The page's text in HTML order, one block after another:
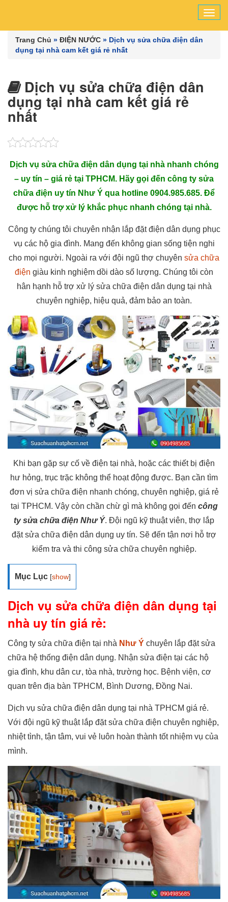
Trang Chủ » ĐIỆN NƯỚC » Dịch vụ sửa chữa điện dân
dụng tại nhà cam kết giá rẻ nhất
Dịch vụ sửa chữa điện dân
dụng tại nhà cam kết giá rẻ
nhất
Dịch vụ sửa chữa điện dân dụng tại nhà nhanh chóng
– uy tín – giá rẻ tại TPHCM. Hãy gọi đến công ty sửa
chữa điện uy tín Như Ý qua hotline 0904.985.685. Để
được hỗ trợ xử lý khắc phục nhanh chóng tại nhà.
Công ty chúng tôi chuyên nhận lắp đặt điện dân dụng phục
vụ các hộ gia đình. Mang đến không gian sống tiện nghi
cho mọi người. Ngoài ra với đội ngũ thợ chuyên sửa chữa
điện giàu kinh nghiệm dồi dào số lượng. Chúng tôi còn
hân hạnh hỗ trợ xử lý sửa chữa điện dân dụng tại nhà
chuyên nghiệp, hiệu quả, đảm bảo an toàn.
Khi bạn gặp sự cố về điện tại nhà, hoặc các thiết bị điện
hư hỏng, trục trặc không thể hoạt động được. Bạn cần tìm
đơn vị sửa chữa điện nhanh chóng, chuyên nghiệp, giá rẻ
tại TPHCM. Vậy còn chần chừ gì mà không gọi đến công
ty sửa chữa điện Như Ý. Đội ngũ kỹ thuật viên, thợ lắp
đặt sửa chữa điện dân dụng uy tín. Sẽ đến tận nơi hỗ trợ
kiểm tra và thi công sửa chữa chuyên nghiệp.
Mục Lục [show]
Dịch vụ sửa chữa điện dân dụng tại
nhà uy tín giá rẻ:
Công ty sửa chữa điện tại nhà Như Ý chuyên lắp đặt sửa
chữa hệ thống điện dân dụng. Nhận sửa điện tại các hộ
gia đình, khu dân cư, tòa nhà, trường học. Bệnh viện, cơ
quan trên địa bàn TPHCM, Bình Dương, Đồng Nai.
Dịch vụ sửa chữa điện dân dụng tại nhà TPHCM giá rẻ.
Với đội ngũ kỹ thuật lắp đặt sửa chữa điện chuyên nghiệp,
nhiệt tình, tận tâm, vui vẻ luôn hoàn thành tốt nhiệm vụ của
mình.